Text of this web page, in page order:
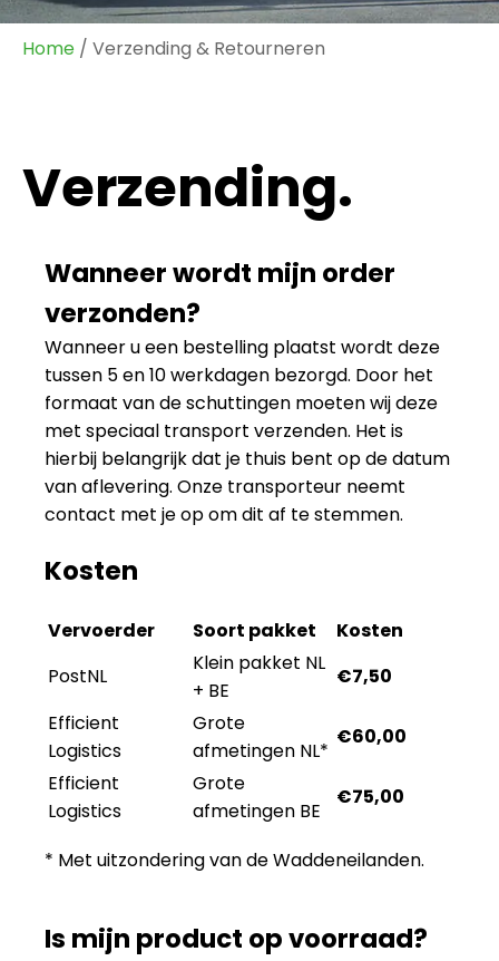
Home / Verzending & Retourneren
Verzending.
Wanneer wordt mijn order
verzonden?
Wanneer u een bestelling plaatst wordt deze
tussen 5 en 10 werkdagen bezorgd. Door het
formaat van de schuttingen moeten wij deze
met speciaal transport verzenden. Het is
hierbij belangrijk dat je thuis bent op de datum
van aflevering. Onze transporteur neemt
contact met je op om dit af te stemmen.
Kosten
Vervoerder Soort pakket
Kosten
PostNL
Klein pakket NL
+ BE
€7,50
Efficient
Logistics
Grote
afmetingen NL*
€60,00
Efficient
Logistics
Grote
afmetingen BE
€75,00
* Met uitzondering van de Waddeneilanden.
Is mijn product op voorraad?